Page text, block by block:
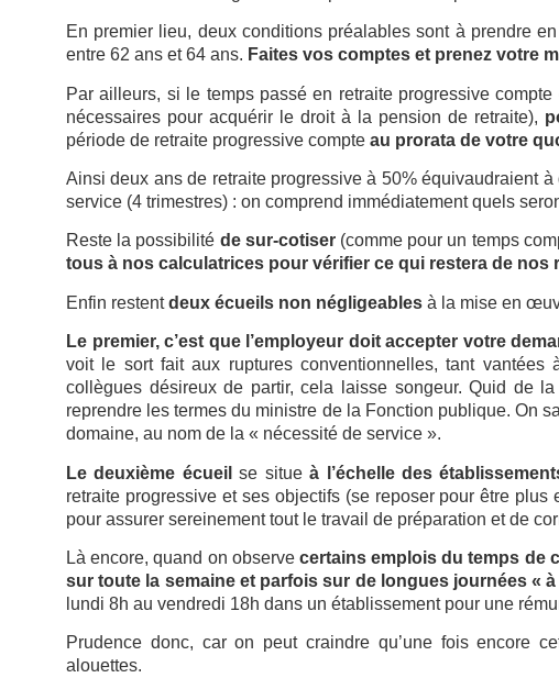
En premier lieu, deux conditions préalables sont à prendre
entre 62 ans et 64 ans. Faites vos comptes et prenez votre
Par ailleurs, si le temps passé en retraite progressive
nécessaires pour acquérir le droit à la pension de retraite),
période de retraite progressive compte au prorata de votre
Ainsi deux ans de retraite progressive à 50% équivaudraient
service (4 trimestres) : on comprend immédiatement quels
Reste la possibilité de sur-cotiser(comme pour un temps
tous à nos calculatrices pour vérifier ce qui restera de
Enfin restentdeux écueils non négligeables à la mise en
Le premier, c’est que l’employeur doit accepter votre
voit le sort fait aux ruptures conventionnelles, tant
collègues désireux de partir, cela laisse songeur. Quid de
reprendre les termes du ministre de la Fonction publique. On
domaine, au nom de la « nécessité de service ».
Le deuxième écueil se situeà l’échelle des
retraite progressive et ses objectifs (se reposer pour être
pour assurer sereinement tout le travail de préparation et de
Là encore, quand on observe certains emplois du temps de
sur toute la semaine et parfois sur de longues journées «
lundi 8h au vendredi 18h dans un établissement pour une
Prudence donc, car on peut craindre qu’une fois encore
alouettes.